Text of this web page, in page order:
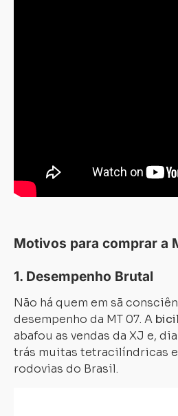
Motivos para comprar a
1. Desempenho Brutal
Não há quem em sã
desempenho da MT 07. A
abafou as vendas da XJ e,
trás muitas tetracilíndricas
rodovias do Brasil.